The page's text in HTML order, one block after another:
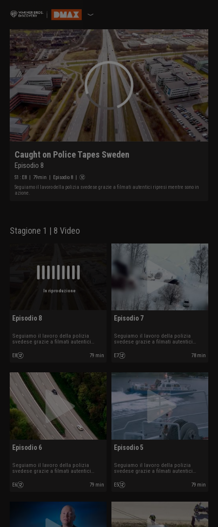
Caught on Police Tapes Sweden
Episodio 8
S1 : E8 | 79min | Episodio 8 |
Seguiamo il lavoro della polizia svedese grazie a filmati autentici ripresi mentre sono in
azione.
Stagione 1 | 8 Video
In riproduzione
Episodio 8
Seguiamo il lavoro della polizia
svedese grazie a filmati autentici
E8 79 min
Episodio 7
Seguiamo il lavoro della polizia
svedese grazie a filmati autentici
E7 78 min
Episodio 6
Seguiamo il lavoro della polizia
svedese grazie a filmati autentici
E6 79 min
Episodio 5
Seguiamo il lavoro della polizia
svedese grazie a filmati autentici
E5 79 min